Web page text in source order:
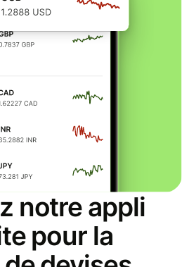
notre appli
pour la